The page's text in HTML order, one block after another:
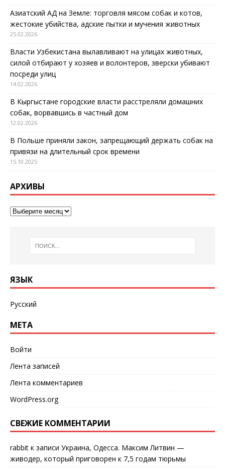
Азиатский АД на Земле: торговля мясом собак и котов,
жестокие убийства, адские пытки и мучения животных
25.02.2026
Власти Узбекистана вылавливают на улицах животных,
силой отбирают у хозяев и волонтеров, зверски убивают
посреди улиц
14.02.2026
В Кыргыстане городские власти расстреляли домашних
собак, ворвавшись в частный дом
12.02.2026
В Польше приняли закон, запрещающий держать собак на
привязи на длительный срок времени
15.10.2025
АРХИВЫ
ЯЗЫК
Русский
МЕТА
Войти
Лента записей
Лента комментариев
WordPress.org
СВЕЖИЕ КОММЕНТАРИИ
rabbit к записи Украина, Одесса. Максим Литвин —
живодер, который приговорен к 7,5 годам тюрьмы